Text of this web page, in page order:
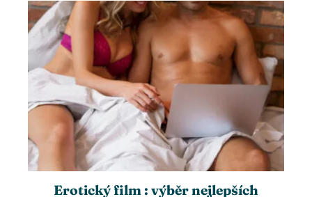
Erotický film : výběr nejlepších